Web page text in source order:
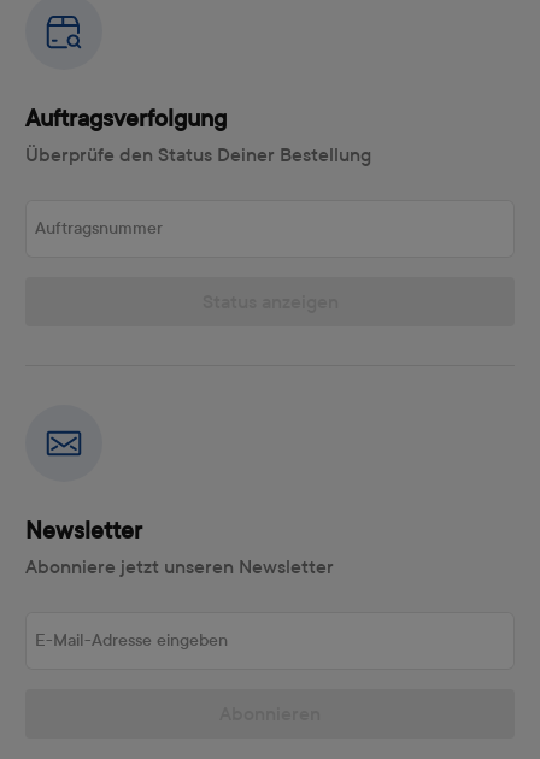
Auftragsverfolgung
Überprüfe den Status Deiner Bestellung
Newsletter
Abonniere jetzt unseren Newsletter